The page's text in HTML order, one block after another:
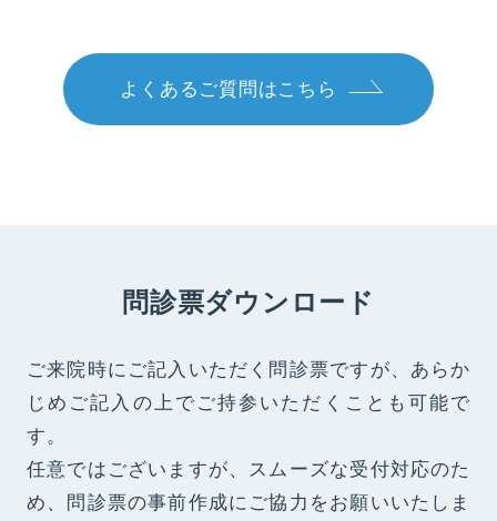
よくあるご質問はこちら
問診票ダウンロード
ご来院時にご記入いただく問診票ですが、あらか
じめご記入の上でご持参いただくことも可能で
す。
任意ではございますが、スムーズな受付対応のた
め、問診票の事前作成にご協力をお願いいたしま